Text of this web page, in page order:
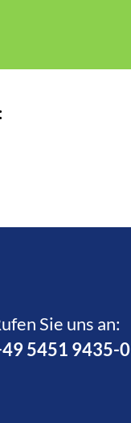
Sie uns an:­
5451 9435-0